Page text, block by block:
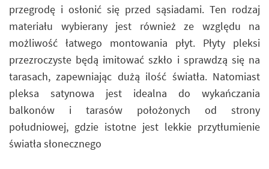
przegrodę i osłonić się przed sąsiadami. Ten rodzaj
materiału wybierany jest również ze względu na
możliwość łatwego montowania płyt. Płyty pleksi
przezroczyste będą imitować szkło i sprawdzą się na
tarasach, zapewniając dużą ilość światła. Natomiast
pleksa satynowa jest idealna do wykańczania
balkonów i tarasów położonych od strony
południowej, gdzie istotne jest lekkie przytłumienie
światła słonecznego